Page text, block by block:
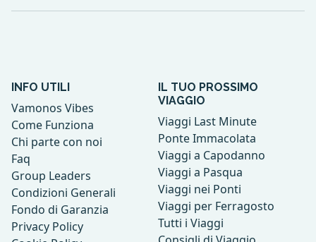
INFO UTILI
Vamonos Vibes
Come Funziona
Chi parte con noi
Faq
Group Leaders
Condizioni Generali
Fondo di Garanzia
Privacy Policy
IL TUO PROSSIMO
VIAGGIO
Viaggi Last Minute
Ponte Immacolata
Viaggi a Capodanno
Viaggi a Pasqua
Viaggi nei Ponti
Viaggi per Ferragosto
Tutti i Viaggi